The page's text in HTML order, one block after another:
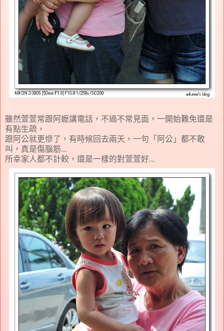
雖然萱萱常跟阿嬷講電話，不過不常見面，一開始難免還是
有點生疏，
跟阿公就更慘了，有時候回去兩天，一句「阿公」都不敢
叫，真是傷腦筋...
所幸家人都不計較，還是一樣的對萱萱好...